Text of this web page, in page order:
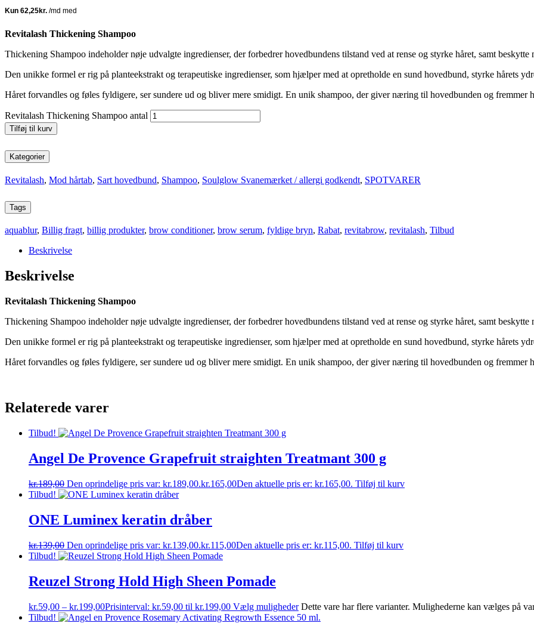
Revitalash Thickening Shampoo
Thickening Shampoo indeholder nøje udvalgte ingredienser, der forbedrer hovedbundens tilstand ved at rense og styrke håret, samt
Den unikke formel er rig på planteekstrakt og terapeutiske ingredienser, som hjælper med at opretholde en sund hovedbund, styrke hårets
Håret forvandles og føles fyldigere, ser sundere ud og bliver mere smidigt. En unik shampoo, der giver næring til hovedbunden og fremmer
Revitalash Thickening Shampoo antal
Tilføj til kurv
Kategorier
Revitalash, Mod hårtab, Sart hovedbund, Shampoo, Soulglow Svanemærket / allergi godkendt, SPOTVARER
Tags
aquablur, Billig fragt, billig produkter, brow conditioner, brow serum, fyldige bryn, Rabat, revitabrow, revitalash, Tilbud
Beskrivelse
Beskrivelse
Revitalash Thickening Shampoo
Thickening Shampoo indeholder nøje udvalgte ingredienser, der forbedrer hovedbundens tilstand ved at rense og styrke håret, samt
Den unikke formel er rig på planteekstrakt og terapeutiske ingredienser, som hjælper med at opretholde en sund hovedbund, styrke hårets
Håret forvandles og føles fyldigere, ser sundere ud og bliver mere smidigt. En unik shampoo, der giver næring til hovedbunden og fremmer
Relaterede varer
Tilbud!
Angel De Provence Grapefruit straighten Treatmant 300 g
kr.189,00 Den oprindelige pris var: kr.189,00.kr.165,00Den aktuelle pris er: kr.165,00. Tilføj til kurv
Tilbud!
ONE Luminex keratin dråber
kr.139,00 Den oprindelige pris var: kr.139,00.kr.115,00Den aktuelle pris er: kr.115,00. Tilføj til kurv
Tilbud!
Reuzel Strong Hold High Sheen Pomade
kr.59,00 – kr.199,00Prisinterval: kr.59,00 til kr.199,00 Vælg muligheder Dette vare har flere varianter. Mulighederne kan vælges på
Tilbud!